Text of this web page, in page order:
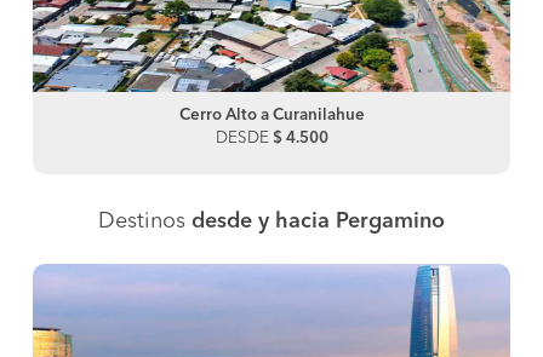
Cerro Alto a Curanilahue
DESDE $ 4.500
Destinos desde y hacia Pergamino